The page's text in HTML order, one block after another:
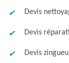
Devis
Devis
Devis